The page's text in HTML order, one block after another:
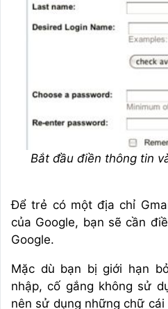
Bắt đầu điền thông tin
Để trẻ có một địa chỉ
của Google, bạn sẽ cần
Google.
Mặc dù bạn bị giới hạn
nhập, cố gắng không sử
nên sử dụng những chữ